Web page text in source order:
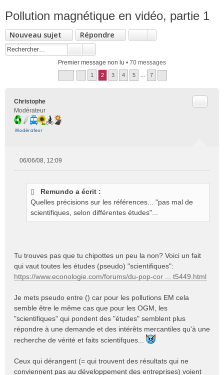
Pollution magnétique en vidéo, partie 1
Nouveau sujet Répondre
Premier message non lu • 70 messages
1 2 3 4 5 7
Christophe
Modérateur
l
u
06/06/08, 12:09
Remundo a écrit :
Quelles précisions sur les références... "pas mal de
scientifiques, selon différentes études"...
Tu trouves pas que tu chipottes un peu la non? Voici un fait
qui vaut toutes les études (pseudo) "scientifiques":
https://www.econologie.com/forums/du-pop-cor ... t5449.html
Je mets pseudo entre () car pour les pollutions EM cela
semble être le même cas que pour les OGM, les
"scientifiques" qui pondent des "études" semblent plus
répondre à une demande et des intérêts mercantiles qu'à une
recherche de vérité et faits scientifques...
Ceux qui dérangent (= qui trouvent des résultats qui ne
conviennent pas au développement des entreprises) voient